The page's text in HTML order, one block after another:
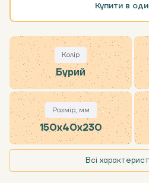
Купити в
Колір
Бурий
Розмір, мм
150x40x230
Всі